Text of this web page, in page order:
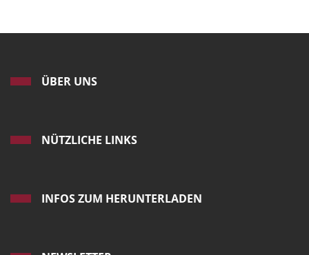
ÜBER UNS
NÜTZLICHE LINKS
INFOS ZUM HERUNTERLADEN